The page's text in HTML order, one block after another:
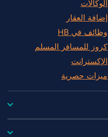
الوكالات
إضافة العقار
وظائف في HB
كروز للمسافر المسلم
الإكسترانت
ميزات حصرية